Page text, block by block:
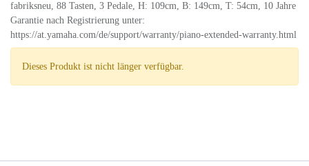
fabriksneu, 88 Tasten, 3 Pedale, H: 109cm, B: 149cm, T: 54cm, 10 Jahre
Garantie nach Registrierung unter:
https://at.yamaha.com/de/support/warranty/piano-extended-warranty.html
Dieses Produkt ist nicht länger verfügbar.